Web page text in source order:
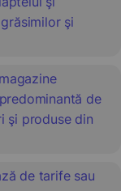
şi
de
şi produse din
de tarife sau